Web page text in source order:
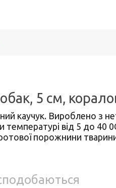
5 см,
каучук. Вироблено з
від 5 до 40
порожнини